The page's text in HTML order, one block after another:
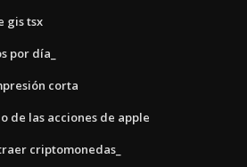
gis tsx
por día_
corta
de las acciones de apple
criptomonedas_